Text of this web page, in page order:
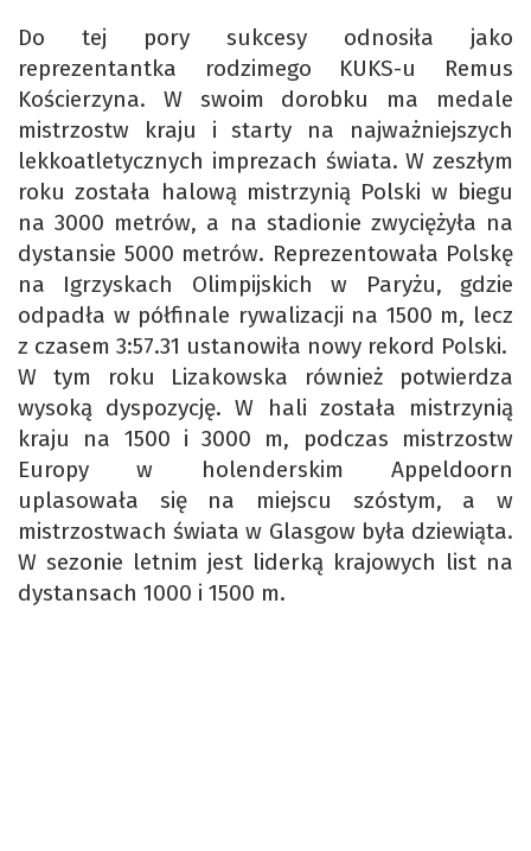
Do tej pory sukcesy odnosiła jako
reprezentantka rodzimego KUKS-u Remus
Kościerzyna. W swoim dorobku ma medale
mistrzostw kraju i starty na najważniejszych
lekkoatletycznych imprezach świata. W zeszłym
roku została halową mistrzynią Polski w biegu
na 3000 metrów, a na stadionie zwyciężyła na
dystansie 5000 metrów. Reprezentowała Polskę
na Igrzyskach Olimpijskich w Paryżu, gdzie
odpadła w półfinale rywalizacji na 1500 m, lecz
z czasem 3:57.31 ustanowiła nowy rekord Polski.
W tym roku Lizakowska również potwierdza
wysoką dyspozycję. W hali została mistrzynią
kraju na 1500 i 3000 m, podczas mistrzostw
Europy w holenderskim Appeldoorn
uplasowała się na miejscu szóstym, a w
mistrzostwach świata w Glasgow była dziewiąta.
W sezonie letnim jest liderką krajowych list na
dystansach 1000 i 1500 m.